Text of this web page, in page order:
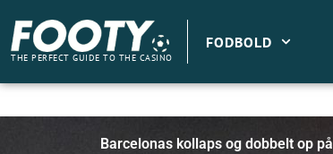
indholdet
THE PERFECT GUIDE TO THE CASINO
FODBOLD
Barcelonas kollaps og dobbelt op